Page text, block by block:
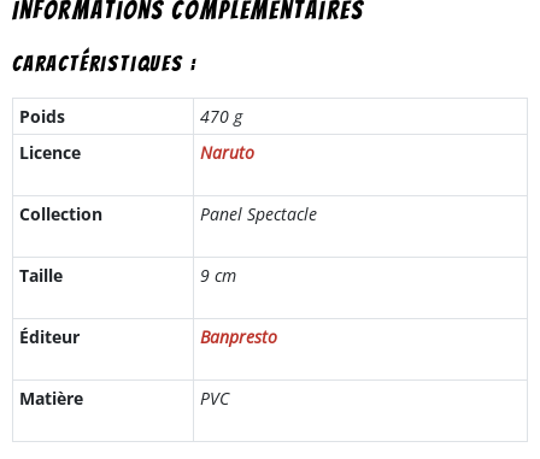
Informations complémentaires
Caractéristiques :
Poids
470 g
Licence
Naruto
Collection Panel Spectacle
Taille 9 cm
Éditeur Banpresto
Matière PVC